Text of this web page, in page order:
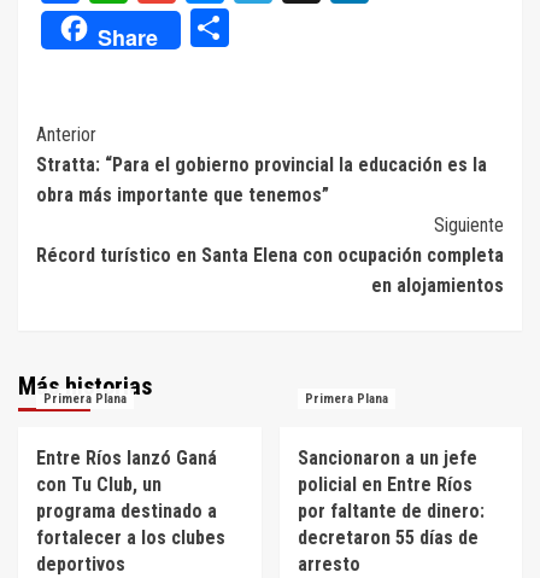
Share
Navegación
de
entradas
Anterior
Stratta: “Para el gobierno provincial la educación es la
obra más importante que tenemos”
Siguiente
Récord turístico en Santa Elena con ocupación completa
en alojamientos
Más historias
Primera Plana
Entre Ríos lanzó Ganá
con Tu Club, un
programa destinado a
fortalecer a los clubes
deportivos
Primera Plana
Sancionaron a un jefe
policial en Entre Ríos
por faltante de dinero:
decretaron 55 días de
arresto